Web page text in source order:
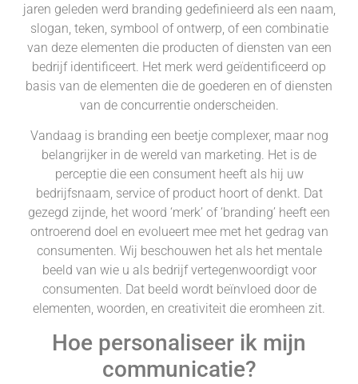
jaren geleden werd branding gedefinieerd als een naam,
slogan, teken, symbool of ontwerp, of een combinatie
van deze elementen die producten of diensten van een
bedrijf identificeert. Het merk werd geïdentificeerd op
basis van de elementen die de goederen en of diensten
van de concurrentie onderscheiden.
Vandaag is branding een beetje complexer, maar nog
belangrijker in de wereld van marketing. Het is de
perceptie die een consument heeft als hij uw
bedrijfsnaam, service of product hoort of denkt. Dat
gezegd zijnde, het woord ‘merk’ of ‘branding’ heeft een
ontroerend doel en evolueert mee met het gedrag van
consumenten. Wij beschouwen het als het mentale
beeld van wie u als bedrijf vertegenwoordigt voor
consumenten. Dat beeld wordt beïnvloed door de
elementen, woorden, en creativiteit die eromheen zit.
Hoe personaliseer ik mijn
communicatie?